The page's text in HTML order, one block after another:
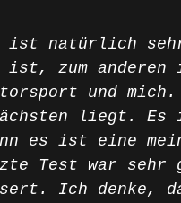
ist natürlich
ist, zum
und
liegt. Es
es ist eine
Test war sehr
Ich denke,